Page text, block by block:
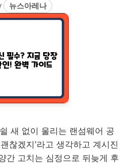
뉴스아레나
새 없이 울리는 랜섬웨어 공
찮겠지’라고 생각하고 계시진
간 고치는 심정으로 뒤늦게 후